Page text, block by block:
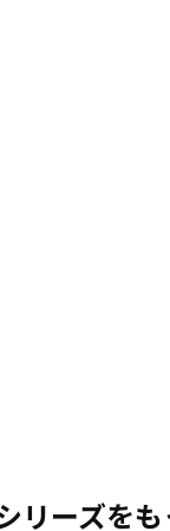
リーズを